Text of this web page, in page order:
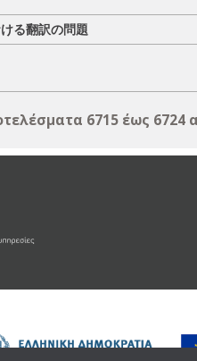
る翻訳の問題
6715 έως 6724